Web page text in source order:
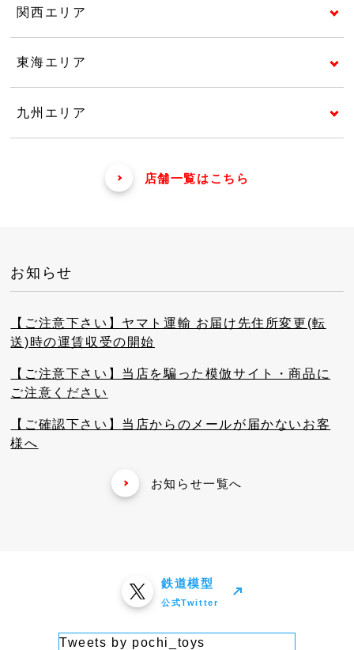
関西エリア
東海エリア
九州エリア
店舗一覧はこちら
お知らせ
【ご注意下さい】ヤマト運輸 お届け先住所変更(転
送)時の運賃収受の開始
【ご注意下さい】当店を騙った模倣サイト・商品に
ご注意ください
【ご確認下さい】当店からのメールが届かないお客
様へ
お知らせ一覧へ
鉄道模型
公式Twitter
Tweets by pochi_toys